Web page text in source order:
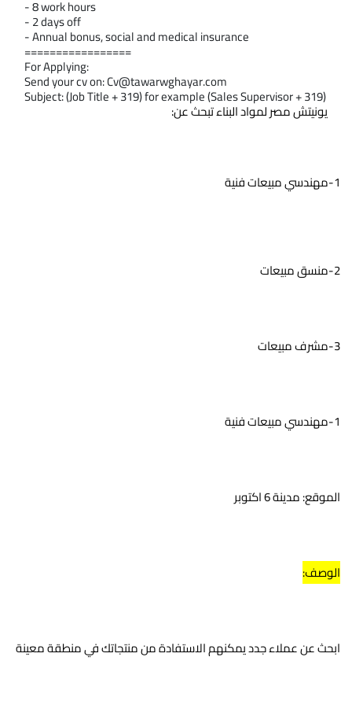
- 8 work hours
- 2 days off
- Annual bonus, social and medical insurance
=================
For Applying:
Send your cv on: Cv@tawarwghayar.com
Subject: (Job Title + 319) for example (Sales Supervisor + 319)
يونيتش مصر لمواد البناء تبحث عن:
1-مهندسي مبيعات فنية
2-منسق مبيعات
3-مشرف مبيعات
1-مهندسي مبيعات فنية
الموقع: مدينة 6 اكتوبر
الوصف:
ابحث عن عملاء جدد يمكنهم الاستفادة من منتجاتك في منطقة معينة